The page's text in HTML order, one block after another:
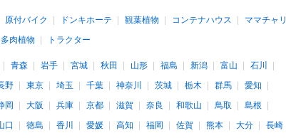
原付バイク ドンキホーテ 観葉植物 コンテナハウス
ママチャリ
多肉植物 トラクター
青森 岩手 宮城 秋田 山形 福島 新潟 富山
石川
野 東京 埼玉 千葉 神奈川 茨城 栃木 群馬
愛知
岡 大阪 兵庫 京都 滋賀 奈良 和歌山 鳥取
島根
口 徳島 香川 愛媛 高知 福岡 佐賀 熊本 大分 長崎